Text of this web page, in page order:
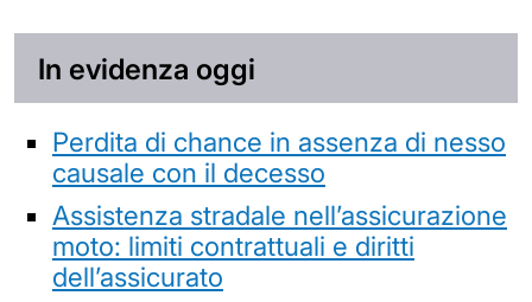
In evidenza oggi
Perdita di chance in assenza di nesso
causale con il decesso
Assistenza stradale nell’assicurazione
moto: limiti contrattuali e diritti
dell’assicurato